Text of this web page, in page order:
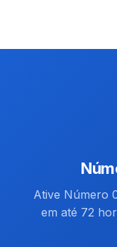
Ative Número
em até 72